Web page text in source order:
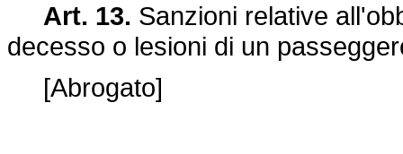
Art. 13. Sanzioni relative
decesso o lesioni di un
[Abrogato]